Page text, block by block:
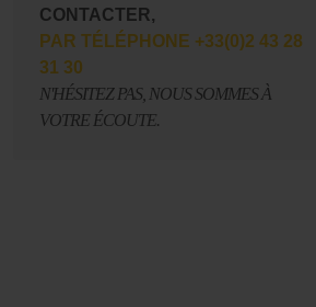
CONTACTER,
PAR TÉLÉPHONE +33(0)2 43 28
31 30
N'HÉSITEZ PAS, NOUS SOMMES À
VOTRE ÉCOUTE.